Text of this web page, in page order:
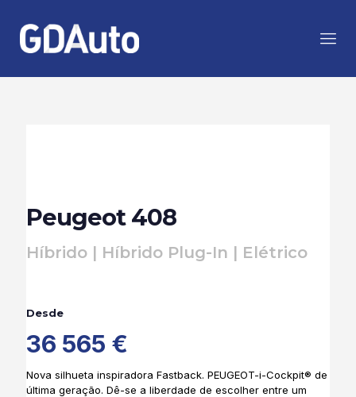
Peugeot 408
Híbrido | Híbrido Plug-In | Elétrico
Desde
36 565 €
Nova silhueta inspiradora Fastback. PEUGEOT-i-Cockpit® de
última geração. Dê-se a liberdade de escolher entre um